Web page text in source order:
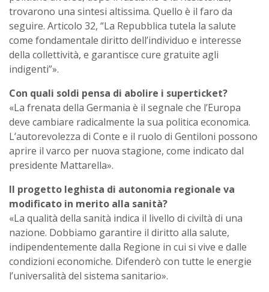
trovarono una sintesi altissima. Quello è il faro da
seguire. Articolo 32, “La Repubblica tutela la salute
come fondamentale diritto dell’individuo e interesse
della collettività, e garantisce cure gratuite agli
indigenti”».
Con quali soldi pensa di abolire i superticket?
«La frenata della Germania è il segnale che l’Europa
deve cambiare radicalmente la sua politica economica.
L’autorevolezza di Conte e il ruolo di Gentiloni possono
aprire il varco per nuova stagione, come indicato dal
presidente Mattarella».
Il progetto leghista di autonomia regionale va
modificato in merito alla sanità?
«La qualità della sanità indica il livello di civiltà di una
nazione. Dobbiamo garantire il diritto alla salute,
indipendentemente dalla Regione in cui si vive e dalle
condizioni economiche. Difenderò con tutte le energie
l’universalità del sistema sanitario».